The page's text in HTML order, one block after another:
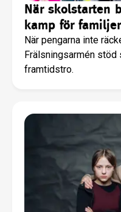
När skolstarten
kamp för familjer
När pengarna inte
Frälsningsarmén stöd
framtidstro.